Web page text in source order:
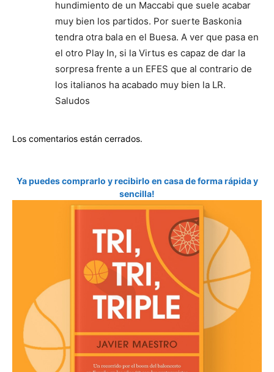
hundimiento de un Maccabi que suele acabar
muy bien los partidos. Por suerte Baskonia
tendra otra bala en el Buesa. A ver que pasa en
el otro Play In, si la Virtus es capaz de dar la
sorpresa frente a un EFES que al contrario de
los italianos ha acabado muy bien la LR.
Saludos
Los comentarios están cerrados.
Ya puedes comprarlo y recibirlo en casa de forma rápida y
sencilla!